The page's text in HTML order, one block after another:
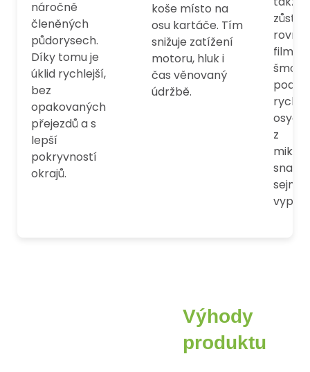
náročně
členěných
půdorysech.
Díky tomu je
úklid rychlejší,
bez
opakovaných
přejezdů a s
lepší
pokryvností
okrajů.
koše místo na
osu kartáče. Tím
snižuje zatížení
motoru, hluk i
čas věnovaný
údržbě.
film
rychle
z
Výhody
produktu